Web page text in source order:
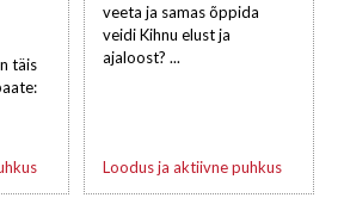
täis
veeta ja samas õppida
veidi Kihnu elust ja
ajaloost? ...
Loodus ja aktiivne puhkus